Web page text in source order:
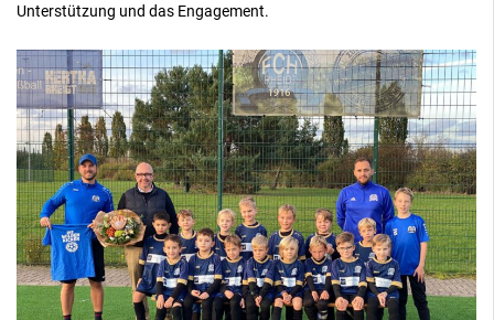
Unterstützung und das Engagement.